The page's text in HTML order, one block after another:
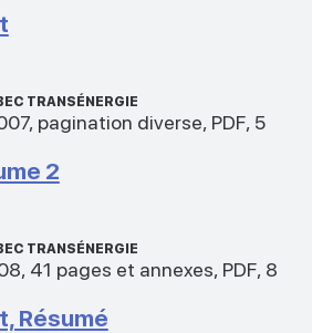
TRANSÉNERGIE
, pagination diverse, PDF, 5
2
TRANSÉNERGIE
, 41 pages et annexes, PDF, 8
Résumé